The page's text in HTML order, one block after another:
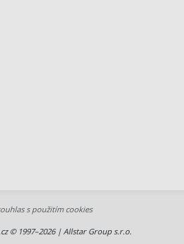
s použitím cookies
© 1997–2026 | Allstar Group s.r.o.